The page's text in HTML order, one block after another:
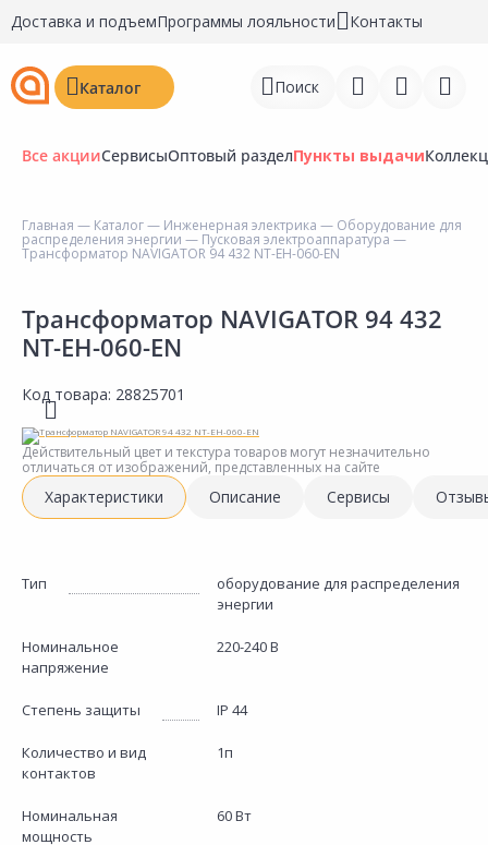
Доставка и подъемПрограммы лояльности Контакты
Каталог Поиск
Войти
Перейти к сравнению
Избранное
Недавно просмотренные
товары
Все акцииСервисыОптовый разделПункты выдачи
Главная — Каталог— Инженерная электрика — Оборудование для
распределения энергии — Пусковая электроаппаратура —
Трансформатор NAVIGATOR 94 432 NT-EH-060-EN
Трансформатор NAVIGATOR 94 432
NT-EH-060-EN
Код товара: 28825701
Действительный цвет и текстура товаров могут незначительно
отличаться от изображений, представленных на сайте
Характеристики Описание Сервисы
Тип
оборудование для распределения
энергии
Номинальное
напряжение
220-240 В
Степень защиты IP 44
Количество и вид
контактов
1п
Номинальная
мощность
60 Вт